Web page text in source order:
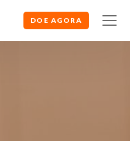
DOE AGORA